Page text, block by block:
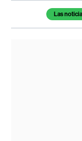
Temas de este
Las